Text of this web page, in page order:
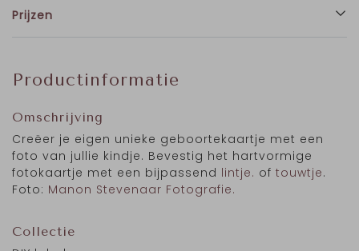
Prijzen
Productinformatie
Omschrijving
Creëer je eigen unieke geboortekaartje met een
foto van jullie kindje. Bevestig het hartvormige
fotokaartje met een bijpassend lintje. of touwtje.
Foto: Manon Stevenaar Fotografie.
Collectie